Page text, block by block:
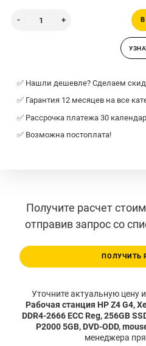
✅ Нашли дешевле? Сделаем
✅ Гарантия 12 месяцев на все
✅ Рассрочка платежа 30
✅ Возможна постоплата!
Получите расчет
отправив запрос со
ПОЛУЧИТЬ
Уточните актуальную цену
Рабочая станция HP Z4 G4,
DDR4-2666 ECC Reg, 256GB
P2000 5GB, DVD-ODD,
менеджера